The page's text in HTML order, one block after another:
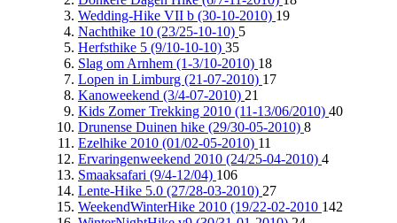
Wedding-Hike VII b (30-10-2010) 19
Nachthike 10 (23/25-10-10) 5
Herfsthike 5 (9/10-10-10) 35
Slag om Arnhem (1-3/10-2010) 18
Lopen in Limburg (21-07-2010) 17
Kanoweekend (3/4-07-2010) 21
Kids Zomer Trekking 2010 (11-13/06/2010) 40
Drunense Duinen hike (29/30-05-2010) 8
Ezelhike 2010 (01/02-05-2010) 11
Ervaringenweekend 2010 (24/25-04-2010) 4
Smaaksafari (9/4-12/04) 106
Lente-Hike 5.0 (27/28-03-2010) 27
WeekendWinterHike 2010 (19/22-02-2010 142